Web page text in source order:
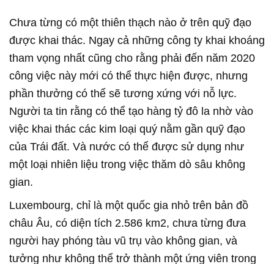
Chưa từng có một thiên thạch nào ở trên quỹ đạo
được khai thác. Ngay cả những công ty khai khoáng
tham vọng nhất cũng cho rằng phải đến năm 2020
công việc này mới có thể thực hiện được, nhưng
phần thưởng có thể sẽ tương xứng với nỗ lực.
Người ta tin rằng có thể tạo hàng tỷ đô la nhờ vào
việc khai thác các kim loại quý nằm gần quỹ đạo
của Trái đất. Và nước có thể được sử dụng như
một loại nhiên liệu trong việc thăm dò sâu không
gian.
Luxembourg, chỉ là một quốc gia nhỏ trên bản đồ
châu Âu, có diện tích 2.586 km2, chưa từng đưa
người hay phóng tàu vũ trụ vào không gian, và
tưởng như không thể trở thành một ứng viên trong